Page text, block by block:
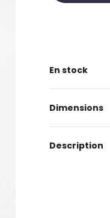
En stock
Dimensions
Description